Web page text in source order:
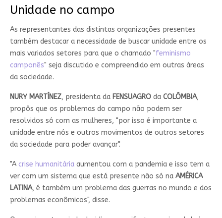
Unidade no campo
As representantes das distintas organizações presentes
também destacar a necessidade de buscar unidade entre os
mais variados setores para que o chamado "feminismo
camponês" seja discutido e compreendido em outras áreas
da sociedade.
NURY MARTÍNEZ, presidenta da FENSUAGROda COLÔMBIA,
propôs que os problemas do campo não podem ser
resolvidos só com as mulheres, "por isso é importante a
unidade entre nós e outros movimentos de outros setores
da sociedade para poder avançar".
"A crise humanitáriaaumentou com a pandemia e isso tem a
ver com um sistema que está presente não só na AMÉRICA
LATINA, é também um problema das guerras no mundo e dos
problemas econômicos", disse.